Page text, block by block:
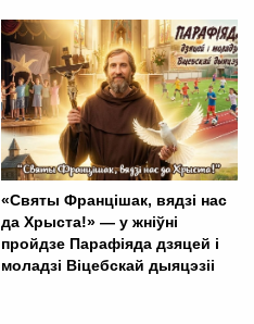
«Святы Францішак, вядзі нас
да Хрыста!» — у жніўні
пройдзе Парафіяда дзяцей і
моладзі Віцебскай дыяцэзіі